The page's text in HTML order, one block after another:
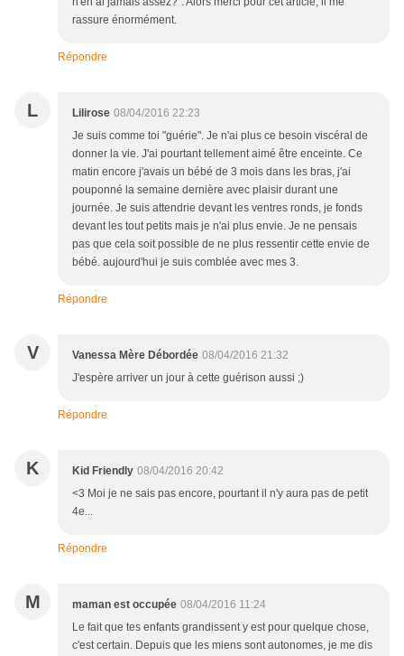
rassure énormément.
Répondre
L Lilirose 08/04/2016 22:23
Je suis comme toi "guérie". Je n'ai plus ce besoin viscéral de
donner la vie. J'ai pourtant tellement aimé être enceinte. Ce
matin encore j'avais un bébé de 3 mois dans les bras, j'ai
pouponné la semaine dernière avec plaisir durant une
journée. Je suis attendrie devant les ventres ronds, je fonds
devant les tout petits mais je n'ai plus envie. Je ne pensais
pas que cela soit possible de ne plus ressentir cette envie de
bébé. aujourd'hui je suis comblée avec mes 3.
Répondre
V Vanessa Mère Débordée 08/04/2016 21:32
J'espère arriver un jour à cette guérison aussi ;)
Répondre
K Kid Friendly 08/04/2016 20:42
<3 Moi je ne sais pas encore, pourtant il n'y aura pas de petit
4e...
Répondre
M maman est occupée 08/04/2016 11:24
Le fait que tes enfants grandissent y est pour quelque chose,
c'est certain. Depuis que les miens sont autonomes, je me dis